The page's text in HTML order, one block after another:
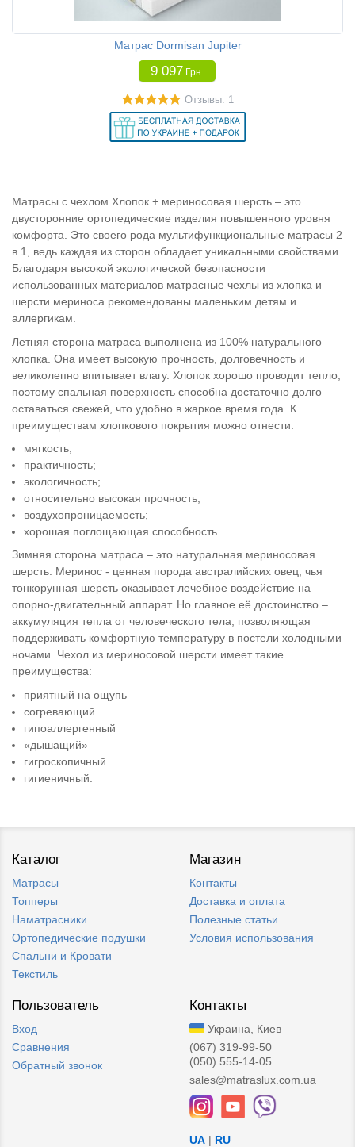
Матрас Dormisan Jupiter
9 097 Грн
Отзывы: 1
Матрасы с чехлом Хлопок + мериносовая шерсть – это
двусторонние ортопедические изделия повышенного уровня
комфорта. Это своего рода мультифункциональные матрасы 2
в 1, ведь каждая из сторон обладает уникальными свойствами.
Благодаря высокой экологической безопасности
использованных материалов матрасные чехлы из хлопка и
шерсти мериноса рекомендованы маленьким детям и
аллергикам.
Летняя сторона матраса выполнена из 100% натурального
хлопка. Она имеет высокую прочность, долговечность и
великолепно впитывает влагу. Хлопок хорошо проводит тепло,
поэтому спальная поверхность способна достаточно долго
оставаться свежей, что удобно в жаркое время года. К
преимуществам хлопкового покрытия можно отнести:
мягкость;
практичность;
экологичность;
относительно высокая прочность;
воздухопроницаемость;
хорошая поглощающая способность.
Зимняя сторона матраса – это натуральная мериносовая
шерсть. Меринос - ценная порода австралийских овец, чья
тонкорунная шерсть оказывает лечебное воздействие на
опорно-двигательный аппарат. Но главное её достоинство –
аккумуляция тепла от человеческого тела, позволяющая
поддерживать комфортную температуру в постели холодными
ночами. Чехол из мериносовой шерсти имеет такие
преимущества:
приятный на ощупь
согревающий
гипоаллергенный
«дышащий»
гигроскопичный
гигиеничный.
Каталог
Матрасы
Топперы
Наматрасники
Ортопедические подушки
Спальни и Кровати
Текстиль
Магазин
Контакты
Доставка и оплата
Полезные статьи
Условия использования
Пользователь
Вход
Сравнения
Обратный звонок
Контакты
Украина, Киев
(067) 319-99-50
(050) 555-14-05
sales@matraslux.com.ua
UA | RU